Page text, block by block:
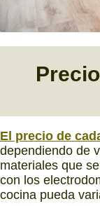
El precio de
dependiendo de
materiales que
con los
cocina pueda